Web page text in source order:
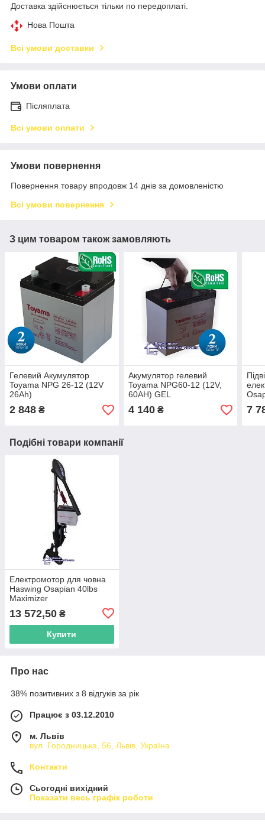
Доставка здійснюється тільки по передоплаті.
Нова Пошта
Всі умови доставки
Умови оплати
Післяплата
Всі умови оплати
Умови повернення
Повернення товару впродовж 14 днів за домовленістю
Всі умови повернення
З цим товаром також замовляють
Гелевий Акумулятор
Toyama NPG 26-12 (12V
26Ah)
2 848 ₴
Акумулятор гелевий
Toyama NPG60-12 (12V,
60AH) GEL
4 140₴ 7
Подібні товари компанії
Електромотор для човна
Haswing Osapian 40lbs
Maximizer
13 572,50 ₴
Купити
Про нас
38% позитивних з 8 відгуків за рік
Працює з 03.12.2010
м. Львів
вул. Городницька, 56, Львів, Україна
Контакти
Сьогодні вихідний
Показати весь графік роботи